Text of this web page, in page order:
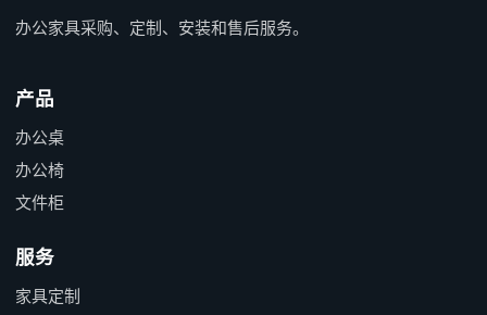
办公家具采购、定制、安装和售后服务。
产品
办公桌
办公椅
文件柜
服务
家具定制